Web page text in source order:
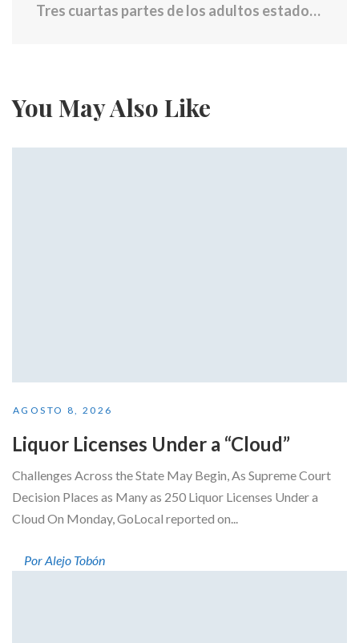
Tres cuartas partes de los adultos estadounidenses padecen sobrepeso u obesidad
You May Also Like
AGOSTO 8, 2026
Liquor Licenses Under a “Cloud”
Challenges Across the State May Begin, As Supreme Court
Decision Places as Many as 250 Liquor Licenses Under a
Cloud On Monday, GoLocal reported on...
Por Alejo Tobón